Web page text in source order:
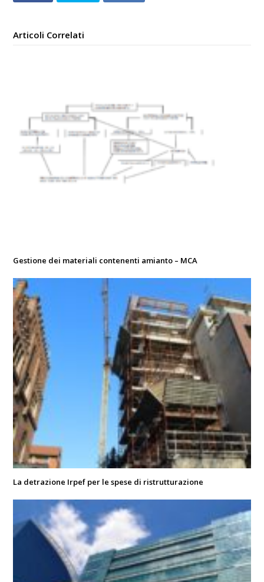
Articoli Correlati
Gestione dei materiali contenenti amianto – MCA
La detrazione Irpef per le spese di ristrutturazione